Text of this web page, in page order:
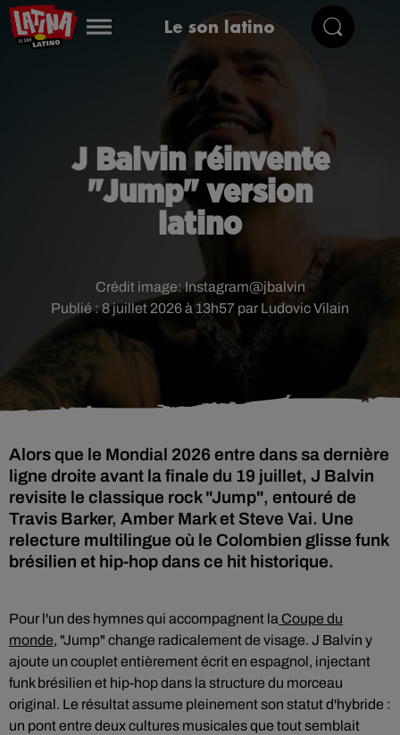
Le son latino
J Balvin réinvente
"Jump" version
latino
Publié : 8 juillet 2026 à 13h57 par Ludovic Vilain
Crédit image:Instagram@jbalvin
Alors que le Mondial 2026 entre dans sa dernière
ligne droite avant la finale du 19 juillet, J Balvin
revisite le classique rock "Jump", entouré de
Travis Barker, Amber Mark et Steve Vai. Une
relecture multilingue où le Colombien glisse funk
brésilien et hip-hop dans ce hit historique.
Pour l'un des hymnes qui accompagnent la Coupe du
monde, "Jump" change radicalement de visage. J Balvin y
ajoute un couplet entièrement écrit en espagnol, injectant
funk brésilien et hip-hop dans la structure du morceau
original. Le résultat assume pleinement son statut d'hybride :
un pont entre deux cultures musicales que tout semblait